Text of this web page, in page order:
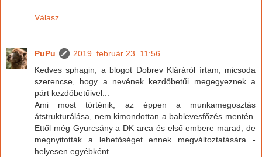
Válasz
PuPu
2019. február 23. 11:56
Kedves sphagin, a blogot Dobrev Kláráról írtam, micsoda
szerencse, hogy a nevének kezdőbetűi megegyeznek a
párt kezdőbetűivel...
Ami most történik, az éppen a munkamegosztás
átstrukturálása, nem kimondottan a bablevesfőzés mentén.
Ettől még Gyurcsány a DK arca és első embere marad, de
megnyitották a lehetőséget ennek megváltoztatására -
helyesen egyébként.